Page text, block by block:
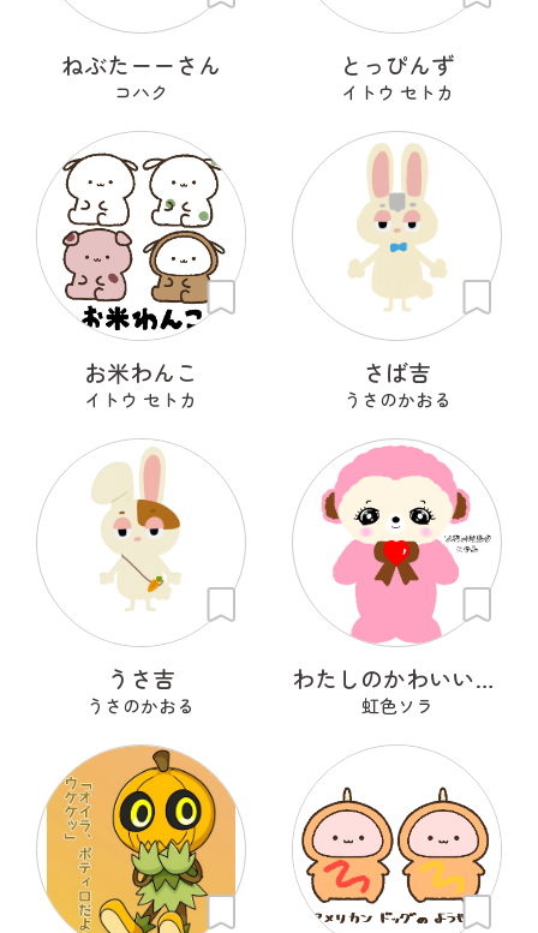
ねぶたーーさん
コハク
とっぴんず
イトウ セトカ
お米わんこ
イトウ セトカ
さば吉
うさのかおる
うさ吉
うさのかおる
わたしのかわいいせかい
虹色ソラ